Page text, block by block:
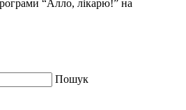
Пошук